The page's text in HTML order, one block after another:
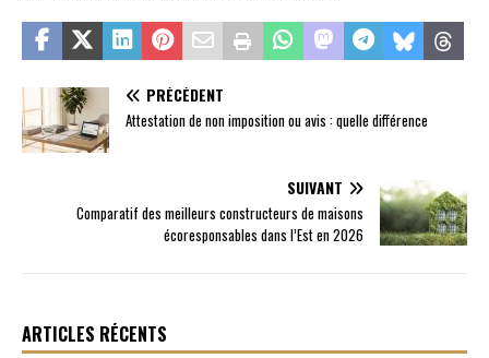
PRÉCÉDENT
Attestation de non imposition ou avis : quelle différence
SUIVANT
Comparatif des meilleurs constructeurs de maisons
écoresponsables dans l’Est en 2026
ARTICLES RÉCENTS